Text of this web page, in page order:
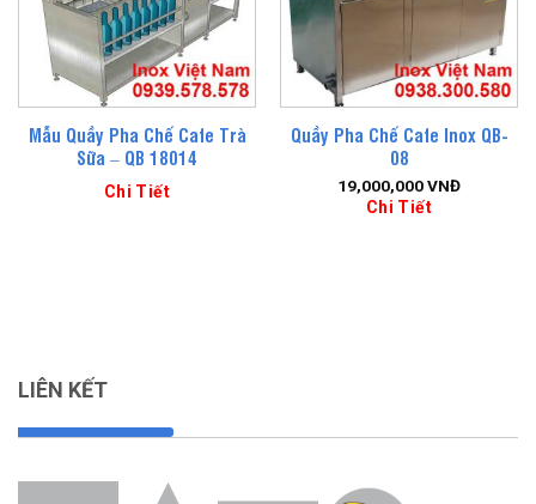
Mẫu Quầy Pha Chế Cafe Trà
Sữa – QB 18014
Chi Tiết
Quầy Pha Chế Cafe Inox QB-
08
19,000,000VNĐ
Chi Tiết
LIÊN KẾT